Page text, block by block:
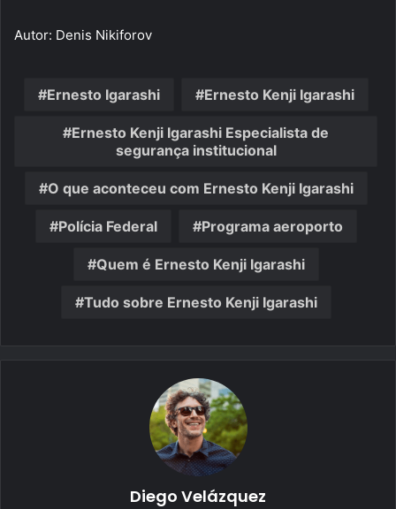
Autor: Denis Nikiforov
Ernesto Igarashi Ernesto Kenji Igarashi
Ernesto Kenji Igarashi Especialista de
segurança institucional
O que aconteceu com Ernesto Kenji Igarashi
Polícia Federal Programa aeroporto
Quem é Ernesto Kenji Igarashi
Tudo sobre Ernesto Kenji Igarashi
Diego Velázquez